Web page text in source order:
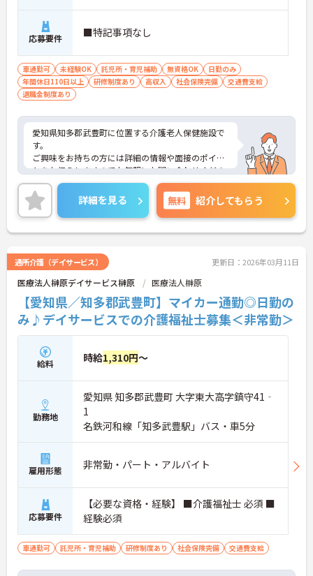
応募要件 ■特記事項なし
車通勤可 未経験OK 託児所・育児補助 無資格OK
日勤のみ
年間休日110日以上
研修制度あり 高収入 社会保険完備
交通費支給
退職金制度あり
愛知県知多郡武豊町に位置する介護老人保健施設で
す。
ご興味をお持ちの方には詳細の情報や面接のポイン
トをお伝えしますのでお気軽にお問い合わせくださ
いませ。
詳細を見る 無料 紹介してもらう
通所介護（デイサービス） 更新日：2026年03月11日
医療法人榊原デイサービス榊原 医療法人榊原
【愛知県／知多郡武豊町】マイカー通勤◎日勤の
み♪デイサービスでの介護福祉士募集＜非常勤＞
給料 時給1,310円～
勤務地
愛知県 知多郡武豊町 大字東大高字鎮守41‐
1
名鉄河和線「知多武豊駅」バス・車5分
雇用形態 非常勤・パート・アルバイト
応募要件
【必要な資格・経験】 ■介護福祉士 必須 ■
経験必須
車通勤可 託児所・育児補助 研修制度あり 社会保険完備 交通費支給